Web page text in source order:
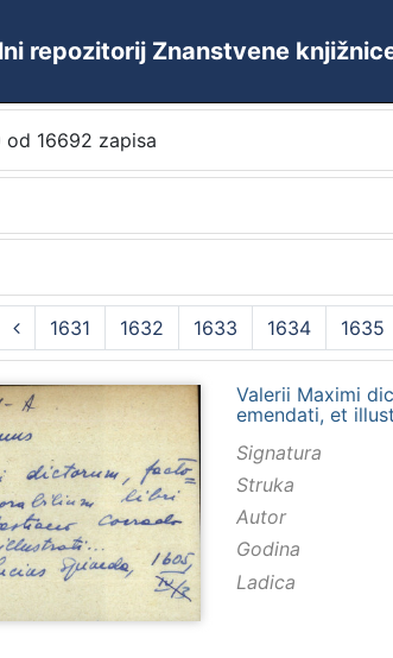
repozitorij Znanstvene
od 16692 zapisa
1631 1632 1633 1634 1635
Valerii Maximi
emendati, et
Signatura
Struka
Autor
Godina
Ladica